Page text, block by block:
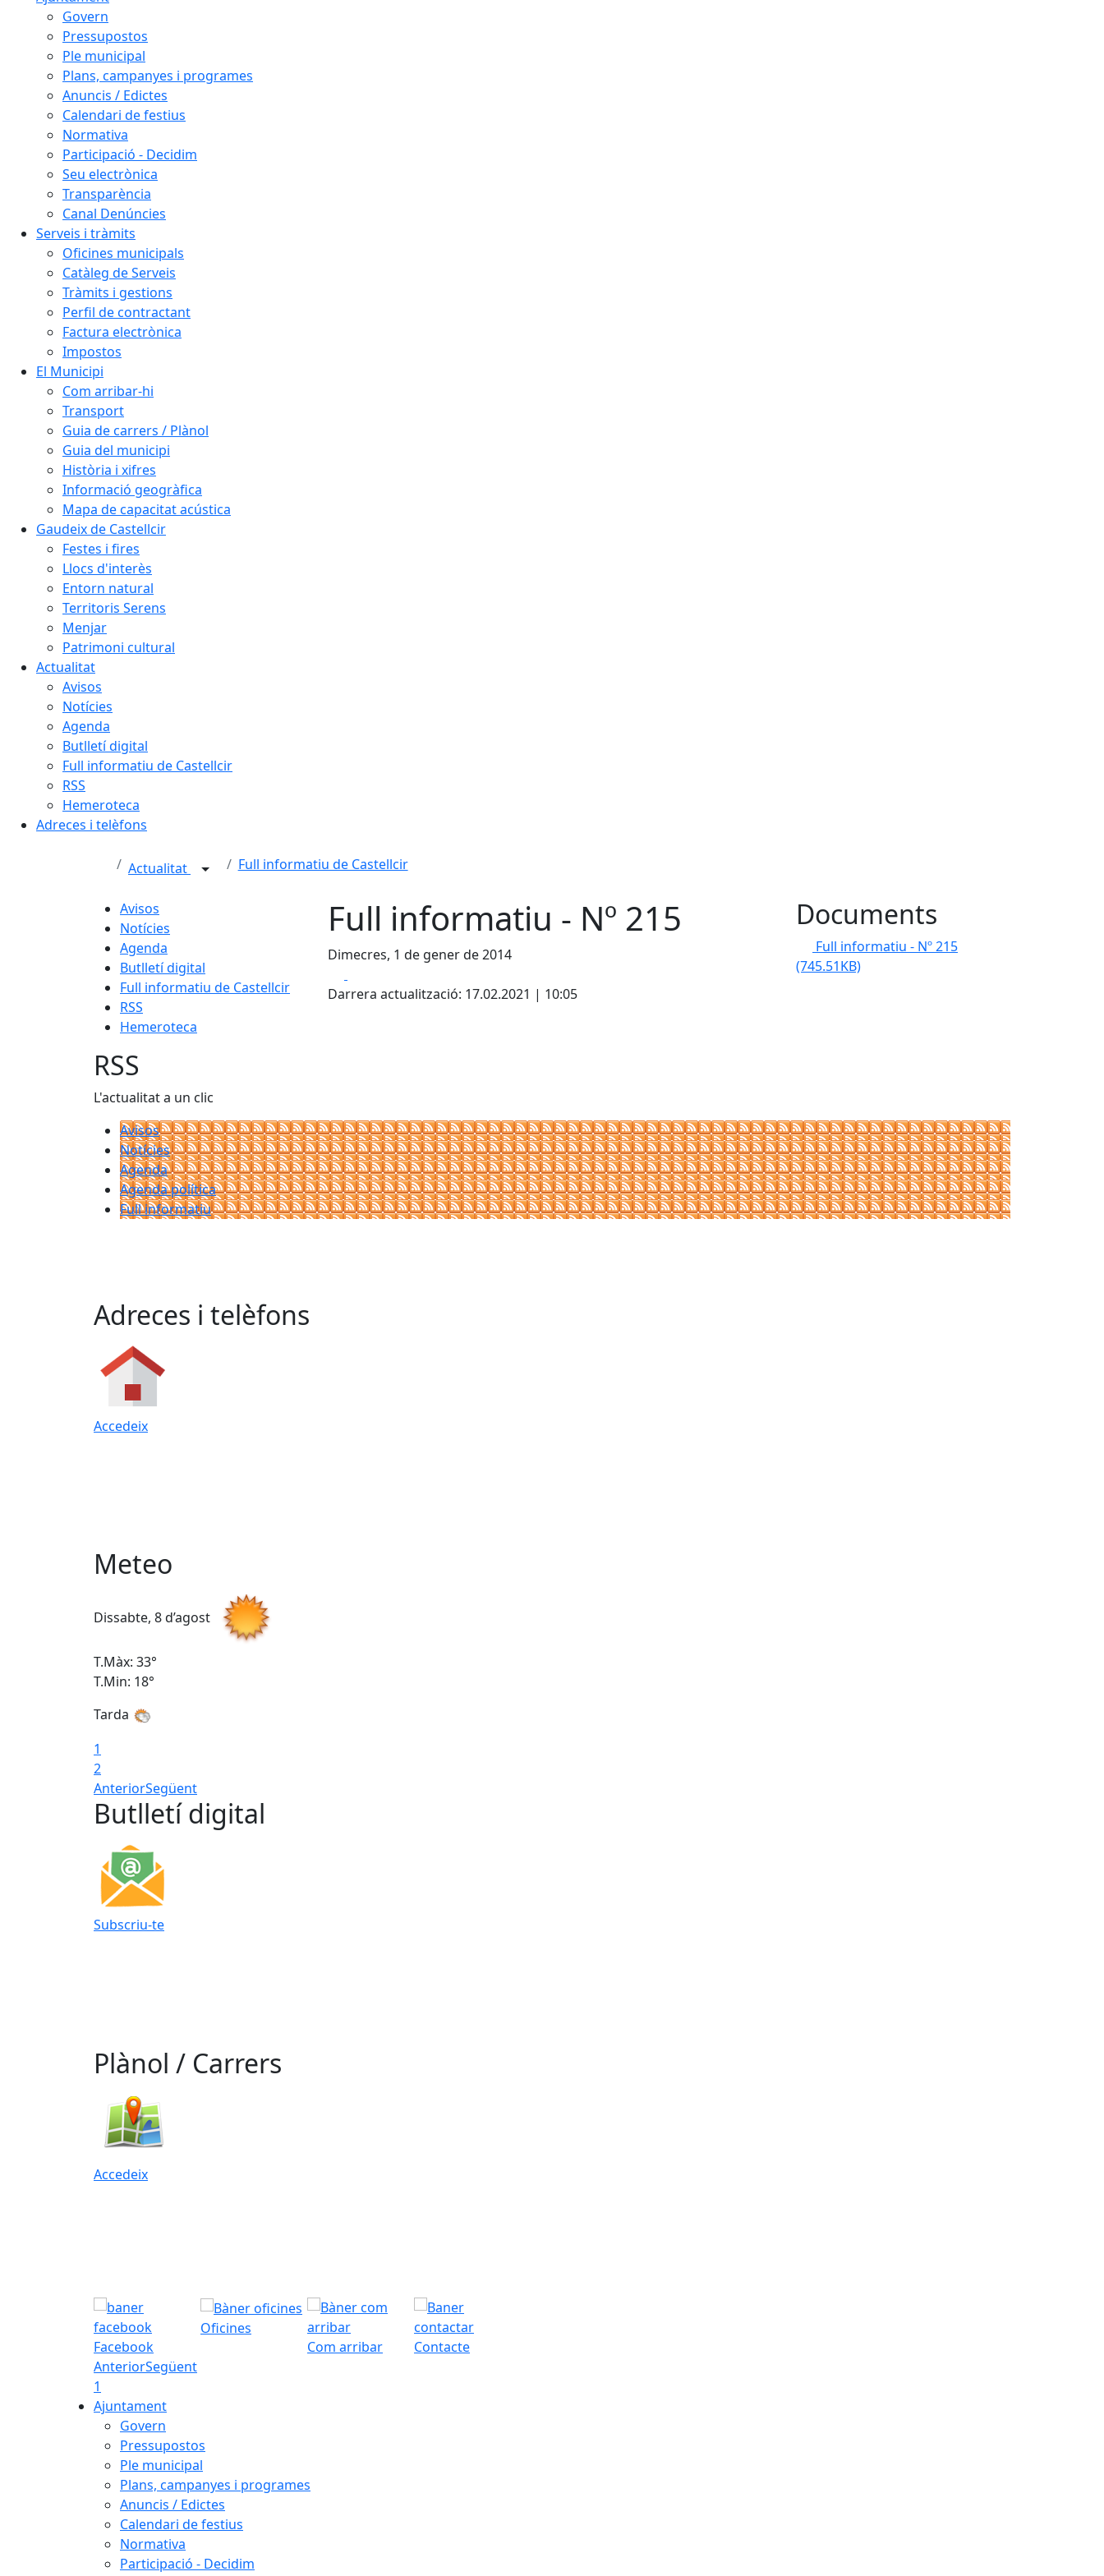
Govern
Pressupostos
Ple municipal
Plans, campanyes i programes
Anuncis / Edictes
Calendari de festius
Normativa
Participació - Decidim
Seu electrònica
Transparència
Canal Denúncies
Serveis i tràmits
Oficines municipals
Catàleg de Serveis
Tràmits i gestions
Perfil de contractant
Factura electrònica
Impostos
El Municipi
Com arribar-hi
Transport
Guia de carrers / Plànol
Guia del municipi
Història i xifres
Informació geogràfica
Mapa de capacitat acústica
Gaudeix de Castellcir
Festes i fires
Llocs d'interès
Entorn natural
Territoris Serens
Menjar
Patrimoni cultural
Actualitat
Avisos
Notícies
Agenda
Butlletí digital
Full informatiu de Castellcir
RSS
Hemeroteca
Adreces i telèfons
Actualitat Full informatiu de Castellcir
Avisos
Notícies
Agenda
Butlletí digital
Full informatiu de Castellcir
RSS
Hemeroteca
Full informatiu - Nº 215
Dimecres, 1 de gener de 2014
Darrera actualització: 17.02.2021 | 10:05
Documents
Full informatiu - Nº 215
(745.51KB)
RSS
L'actualitat a un clic
Avisos
Notícies
Agenda
Agenda política
Full informatiu
Adreces i telèfons
Accedeix
Meteo
Dissabte, 8 d’agost
T.Màx: 33°
T.Min: 18°
Tarda
1
2
AnteriorSegüent
Butlletí digital
Subscriu-te
Plànol / Carrers
Accedeix
Facebook
Oficines
Com arribar
Contacte
AnteriorSegüent
1
Ajuntament
Govern
Pressupostos
Ple municipal
Plans, campanyes i programes
Anuncis / Edictes
Calendari de festius
Normativa
Participació - Decidim